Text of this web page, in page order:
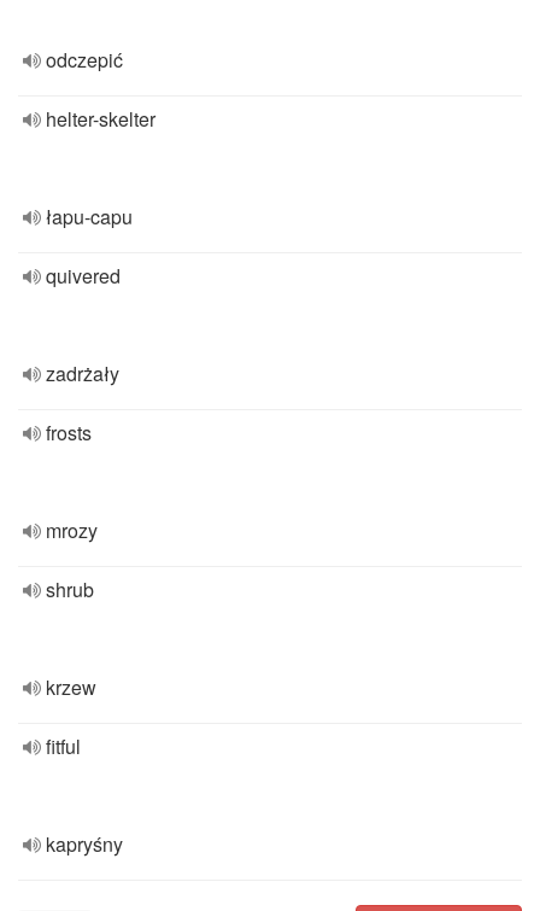
odczepić
helter-skelter
łapu-capu
quivered
zadrżały
frosts
mrozy
shrub
krzew
fitful
kapryśny